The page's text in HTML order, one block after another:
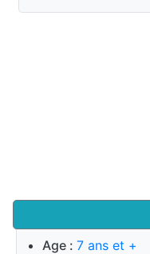
Age : 7 ans et +